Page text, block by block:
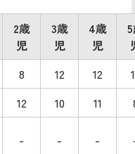
2歳
児
3歳
児
4歳
児
8 12 12
12 10 11
- - -